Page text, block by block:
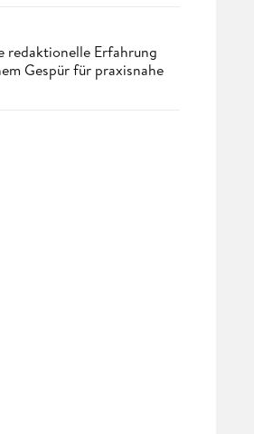
redaktionelle Erfahrung
Gespür für praxisnahe